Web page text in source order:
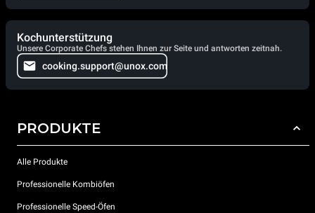
Kochunterstützung
Unsere Corporate Chefs stehen Ihnen zur Seite und antworten zeitnah.
cooking.support@unox.com
PRODUKTE
Alle Produkte
Professionelle Kombiöfen
Professionelle Speed-Öfen